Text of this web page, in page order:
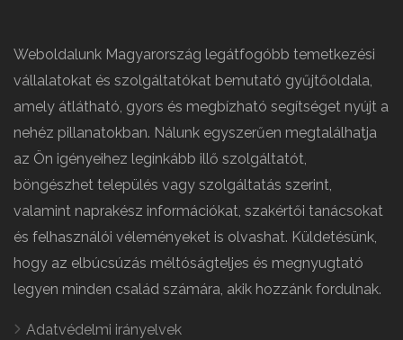
Weboldalunk Magyarország legátfogóbb temetkezési
vállalatokat és szolgáltatókat bemutató gyűjtőoldala,
amely átlátható, gyors és megbízható segítséget nyújt a
nehéz pillanatokban. Nálunk egyszerűen megtalálhatja
az Ön igényeihez leginkább illő szolgáltatót,
böngészhet település vagy szolgáltatás szerint,
valamint naprakész információkat, szakértői tanácsokat
és felhasználói véleményeket is olvashat. Küldetésünk,
hogy az elbúcsúzás méltóságteljes és megnyugtató
legyen minden család számára, akik hozzánk fordulnak.
Adatvédelmi irányelvek